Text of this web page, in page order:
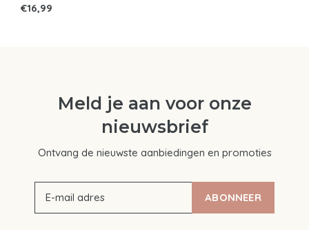
€16,99
Meld je aan voor onze
nieuwsbrief
Ontvang de nieuwste aanbiedingen en promoties
ABONNEER